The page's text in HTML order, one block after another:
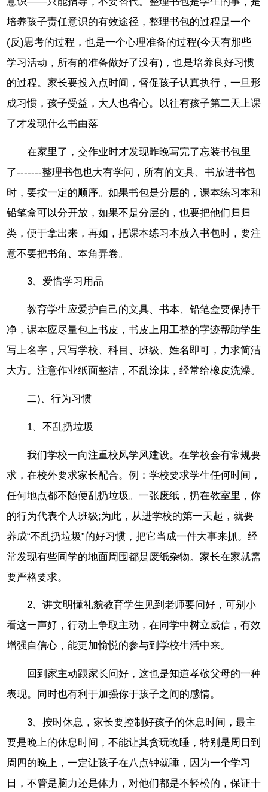
培养孩子责任意识的有效途径，整理书包的过程是一个
(反)思考的过程，也是一个心理准备的过程(今天有那些
学习活动，所有的准备做好了没有)，也是培养良好习惯
的过程。家长要投入点时间，督促孩子认真执行，一旦形
成习惯，孩子受益，大人也省心。以往有孩子第二天上课
了才发现什么书由落
在家里了，交作业时才发现昨晚写完了忘装书包里
了-------整理书包也大有学问，所有的文具、书放进书包
时，要按一定的顺序。如果书包是分层的，课本练习本和
铅笔盒可以分开放，如果不是分层的，也要把他们归归
类，便于拿出来，再如，把课本练习本放入书包时，要注
意不要把书角、本角弄卷。
3、爱惜学习用品
教育学生应爱护自己的文具、书本、铅笔盒要保持干
净，课本应尽量包上书皮，书皮上用工整的字迹帮助学生
写上名字，只写学校、科目、班级、姓名即可，力求简洁
大方。注意作业纸面整洁，不乱涂抹，经常给橡皮洗澡。
二)、行为习惯
1、不乱扔垃圾
我们学校一向注重校风学风建设。在学校会有常规要
求，在校外要求家长配合。例：学校要求学生任何时间，
任何地点都不随便乱扔垃圾。一张废纸，扔在教室里，你
的行为代表个人班级;为此，从进学校的第一天起，就要
养成“不乱扔垃圾”的好习惯，把它当成一件大事来抓。经
常发现有些同学的地面周围都是废纸杂物。家长在家就需
要严格要求。
2、讲文明懂礼貌教育学生见到老师要问好，可别小
看这一声好，行动上争取主动，在同学中树立威信，有效
增强自信心，能更加愉悦的参与到学校生活中来。
回到家主动跟家长问好，这也是知道孝敬父母的一种
表现。同时也有利于加强你于孩子之间的感情。
3、按时休息，家长要控制好孩子的休息时间，最主
要是晚上的休息时间，不能让其贪玩晚睡，特别是周日到
周四的晚上，一定让孩子在八点钟就睡，因为一个学习
日，不管是脑力还是体力，对他们都是不轻松的，保证十